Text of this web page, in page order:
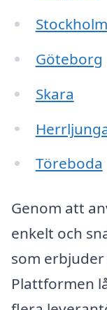
Stockholm
Göteborg
Skara
Töreboda
Genom att
enkelt och
som
Plattformen